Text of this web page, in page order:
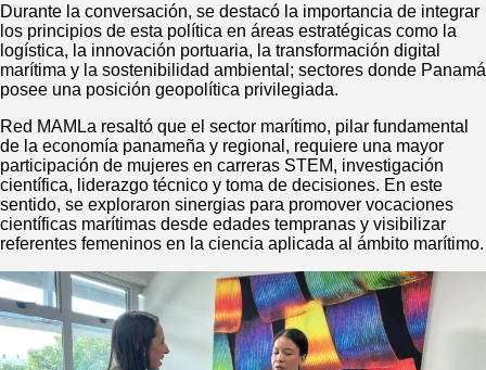
Durante la conversación, se destacó la importancia de integrar
los principios de esta política en áreas estratégicas como la
logística, la innovación portuaria, la transformación digital
marítima y la sostenibilidad ambiental; sectores donde Panamá
posee una posición geopolítica privilegiada.
Red MAMLa resaltó que el sector marítimo, pilar fundamental
de la economía panameña y regional, requiere una mayor
participación de mujeres en carreras STEM, investigación
científica, liderazgo técnico y toma de decisiones. En este
sentido, se exploraron sinergias para promover vocaciones
científicas marítimas desde edades tempranas y visibilizar
referentes femeninos en la ciencia aplicada al ámbito marítimo.